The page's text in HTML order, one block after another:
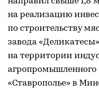
на реализацию
по строительству
завода
на территории
«Ставрополье» в